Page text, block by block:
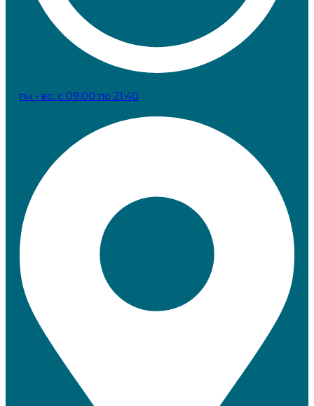
пн - вс: с 09:00 по 21:40